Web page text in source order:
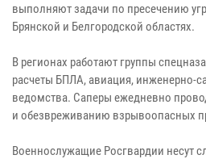
выполняют задачи по пресечению
Брянской и Белгородской областях.
В регионах работают группы
расчеты БПЛА, авиация, инженерно-
ведомства. Саперы ежедневно
и обезвреживанию взрывоопасных
Военнослужащие Росгвардии несут